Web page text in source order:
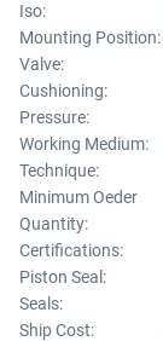
Iso:
Mounting Position:
Valve:
Cushioning:
Pressure:
Working Medium:
Technique:
Minimum Oeder
Quantity:
Certifications:
Piston Seal:
Seals:
Ship Cost: